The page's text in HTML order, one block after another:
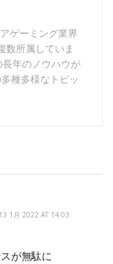
ゲーミング業界
数所属していま
年のノウハウが
種多様なトピッ
1月 2022 AT 14:03
が無駄に